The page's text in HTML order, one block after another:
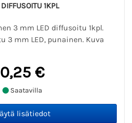
1KPL
3 mm LED diffusoitu 1kpl.
3 mm LED, punainen. Kuva
0,25 €
Saatavilla